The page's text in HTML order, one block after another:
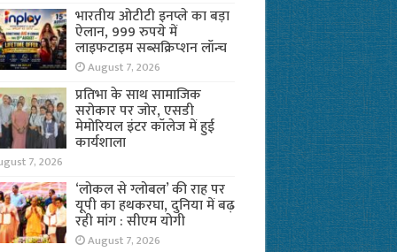
भारतीय ओटीटी इनप्ले का बड़ा
ऐलान, 999 रुपये में
लाइफटाइम सब्सक्रिप्शन लॉन्च
August 7, 2026
प्रतिभा के साथ सामाजिक
सरोकार पर जोर, एसडी
मेमोरियल इंटर कॉलेज में हुई
कार्यशाला
7, 2026
‘लोकल से ग्लोबल’ की राह पर
यूपी का हथकरघा, दुनिया में बढ़
रही मांग : सीएम योगी
August 7, 2026